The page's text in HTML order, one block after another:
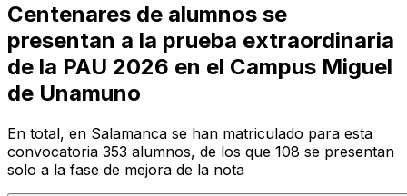
Centenares de alumnos se
presentan a la prueba extraordinaria
de la PAU 2026 en el Campus Miguel
de Unamuno
En total, en Salamanca se han matriculado para esta
convocatoria 353 alumnos, de los que 108 se presentan
solo a la fase de mejora de la nota